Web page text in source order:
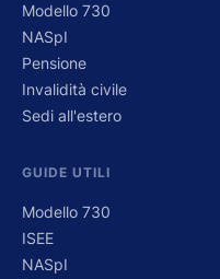
Modello 730
NASpI
Pensione
Invalidità civile
Sedi all'estero
GUIDE UTILI
Modello 730
ISEE
NASpI